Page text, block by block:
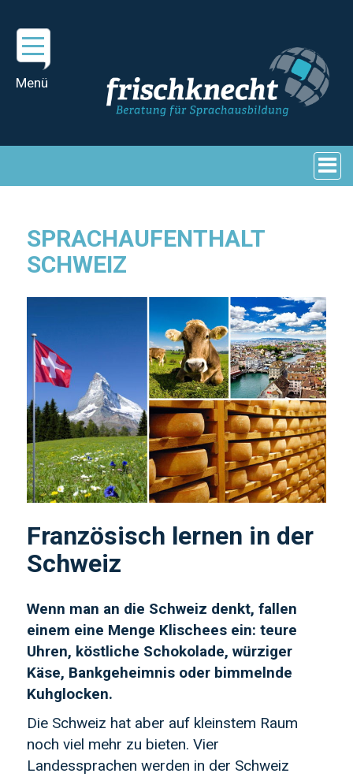
SPRACHAUFENTHALT
SCHWEIZ
Französisch lernen in der
Schweiz
Wenn man an die Schweiz denkt, fallen
einem eine Menge Klischees ein: teure
Uhren, köstliche Schokolade, würziger
Käse, Bankgeheimnis oder bimmelnde
Kuhglocken.
Die Schweiz hat aber auf kleinstem Raum
noch viel mehr zu bieten. Vier
Landessprachen werden in der Schweiz